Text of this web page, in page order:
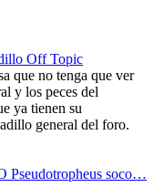
Off Topic
que no tenga que ver
y los peces del
ya tienen su
general del foro.
Pseudotropheus soco…